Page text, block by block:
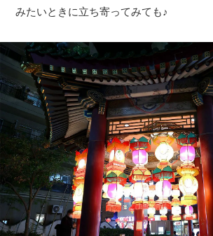
みたいときに立ち寄ってみても♪